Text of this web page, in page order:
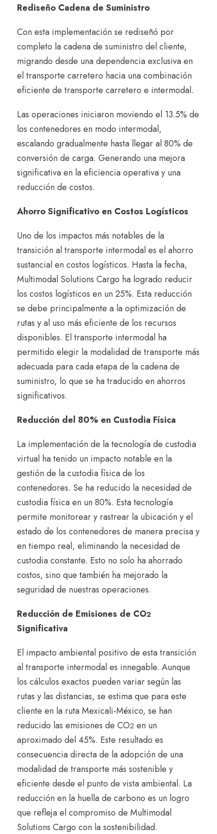
Rediseño Cadena de Suministro
Con esta implementación se rediseñó por
completo la cadena de suministro del cliente,
migrando desde una dependencia exclusiva en
el transporte carretero hacia una combinación
eficiente de transporte carretero e intermodal.
Las operaciones iniciaron moviendo el 13.5% de
los contenedores en modo intermodal,
escalando gradualmente hasta llegar al 80% de
conversión de carga. Generando una mejora
significativa en la eficiencia operativa y una
reducción de costos.
Ahorro Significativo en Costos Logísticos
Uno de los impactos más notables de la
transición al transporte intermodal es el ahorro
sustancial en costos logísticos. Hasta la fecha,
Multimodal Solutions Cargo ha logrado reducir
los costos logísticos en un 25%. Esta reducción
se debe principalmente a la optimización de
rutas y al uso más eficiente de los recursos
disponibles. El transporte intermodal ha
permitido elegir la modalidad de transporte más
adecuada para cada etapa de la cadena de
suministro, lo que se ha traducido en ahorros
significativos.
Reducción del 80% en Custodia Física
La implementación de la tecnología de custodia
virtual ha tenido un impacto notable en la
gestión de la custodia física de los
contenedores. Se ha reducido la necesidad de
custodia física en un 80%. Esta tecnología
permite monitorear y rastrear la ubicación y el
estado de los contenedores de manera precisa y
en tiempo real, eliminando la necesidad de
custodia constante. Esto no solo ha ahorrado
costos, sino que también ha mejorado la
seguridad de nuestras operaciones.
Reducción de Emisiones de CO2
Significativa
El impacto ambiental positivo de esta transición
al transporte intermodal es innegable. Aunque
los cálculos exactos pueden variar según las
rutas y las distancias, se estima que para este
cliente en la ruta Mexicali-México, se han
reducido las emisiones de CO2 en un
aproximado del 45%. Este resultado es
consecuencia directa de la adopción de una
modalidad de transporte más sostenible y
eficiente desde el punto de vista ambiental. La
reducción en la huella de carbono es un logro
que refleja el compromiso de Multimodal
Solutions Cargo con la sostenibilidad.